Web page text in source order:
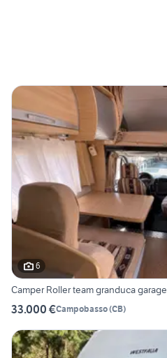
6
Camper Roller team granduca garage
33.000 €Campobasso(CB)